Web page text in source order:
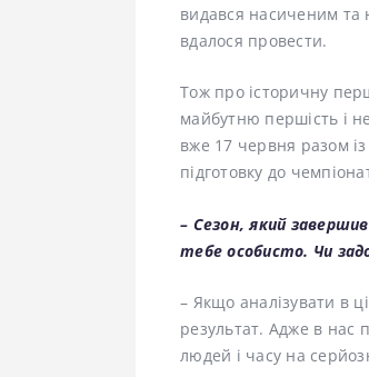
видався насиченим
вдалося провести.
Тож про історичну
майбутню першість і
вже 17 червня разом
підготовку до
– Сезон, який
тебе особисто. Чи
– Якщо аналізувати в
результат. Адже в нас
людей і часу на